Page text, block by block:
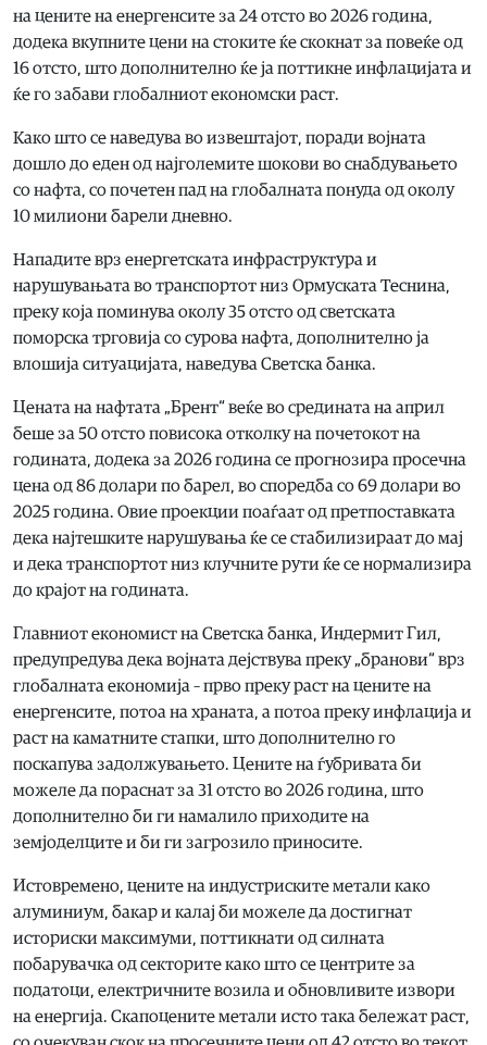
на цените на енергенсите за 24 отсто во 2026 година,
додека вкупните цени на стоките ќе скокнат за повеќе од
16 отсто, што дополнително ќе ја поттикне инфлацијата и
ќе го забави глобалниот економски раст.
Како што се наведува во извештајот, поради војната
дошло до еден од најголемите шокови во снабдувањето
со нафта, со почетен пад на глобалната понуда од околу
10 милиони барели дневно.
Нападите врз енергетската инфраструктура и
нарушувањата во транспортот низ Ормуската Теснина,
преку која поминува околу 35 отсто од светската
поморска трговија со сурова нафта, дополнително ја
влошија ситуацијата, наведува Светска банка.
Цената на нафтата „Брент“ веќе во средината на април
беше за 50 отсто повисока отколку на почетокот на
годината, додека за 2026 година се прогнозира просечна
цена од 86 долари по барел, во споредба со 69 долари во
2025 година. Овие проекции поаѓаат од претпоставката
дека најтешките нарушувања ќе се стабилизираат до мај
и дека транспортот низ клучните рути ќе се нормализира
до крајот на годината.
Главниот економист на Светска банка, Индермит Гил,
предупредува дека војната дејствува преку „бранови“ врз
глобалната економија – прво преку раст на цените на
енергенсите, потоа на храната, а потоа преку инфлација и
раст на каматните стапки, што дополнително го
поскапува задолжувањето. Цените на ѓубривата би
можеле да пораснат за 31 отсто во 2026 година, што
дополнително би ги намалило приходите на
земјоделците и би ги загрозило приносите.
Истовремено, цените на индустриските метали како
алуминиум, бакар и калај би можеле да достигнат
историски максимуми, поттикнати од силната
побарувачка од секторите како што се центрите за
податоци, електричните возила и обновливите извори
на енергија. Скапоцените метали исто така бележат раст,